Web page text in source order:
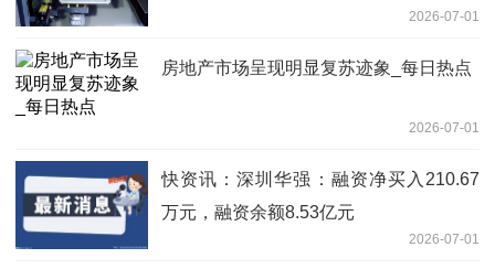
2026-07-01
房地产市场呈现明显复苏迹象_每日热点
2026-07-01
快资讯：深圳华强：融资净买入210.67
万元，融资余额8.53亿元
2026-07-01